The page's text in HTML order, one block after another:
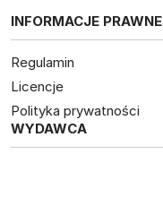
INFORMACJE PRAWNE
Regulamin
Licencje
Polityka prywatności
WYDAWCA